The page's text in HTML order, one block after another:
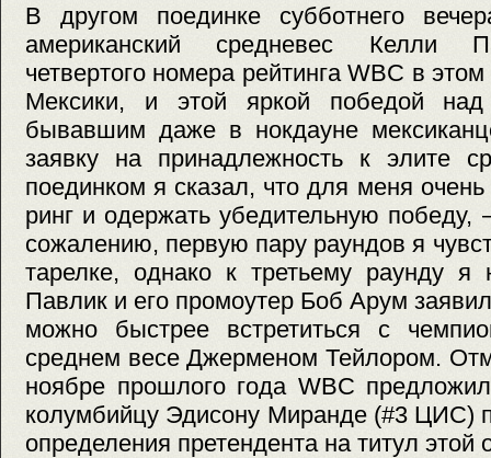
В другом поединке субботнего
американский средневес Келли
четвертого номера рейтинга WBC в
Мексики, и этой яркой победой
бывавшим даже в нокдауне
заявку на принадлежность к элите
поединком я сказал, что для меня
ринг и одержать убедительную
сожалению, первую пару раундов я
тарелке, однако к третьему раунду
Павлик и его промоутер Боб Арум
можно быстрее встретиться с
среднем весе Джерменом Тейлором.
ноябре прошлого года WBC
колумбийцу Эдисону Миранде (#3 ЦИС)
определения претендента на титул этой